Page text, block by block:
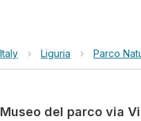
Italy › Liguria › Parco
Museo del parco via